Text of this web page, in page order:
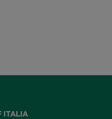
ITALIA